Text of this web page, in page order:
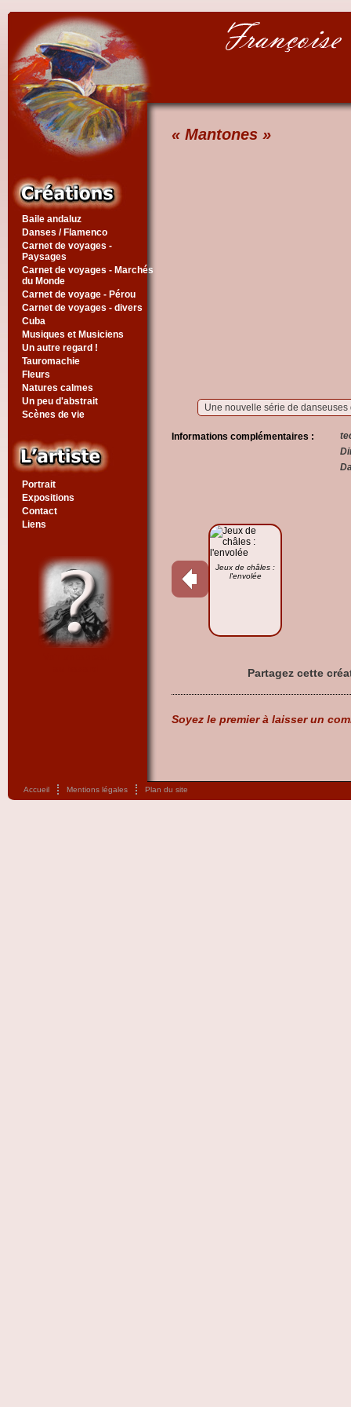
Baile andaluz
Danses / Flamenco
Carnet de voyages -
Paysages
Carnet de voyages - Marchés
du Monde
Carnet de voyage - Pérou
Carnet de voyages - divers
Cuba
Musiques et Musiciens
Un autre regard !
Tauromachie
Fleurs
Natures calmes
Un peu d'abstrait
Scènes de vie
Portrait
Expositions
Contact
Liens
« Mantones »
Une nouvelle série de
Informations complémentaires :
Jeux de châles :
l'envolée
Partagez cette
Soyez le premier à laisser un
Accueil Mentions légales Plan du site